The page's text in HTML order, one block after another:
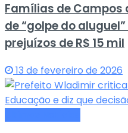
Famílias de
de “golpe do
prejuízos de R$ 15 mil
13 de fevereiro de 2026